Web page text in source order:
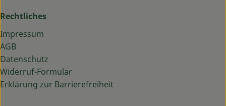
Rechtliches
Impressum
AGB
Datenschutz
Widerruf-Formular
Erklärung zur Barrierefreiheit